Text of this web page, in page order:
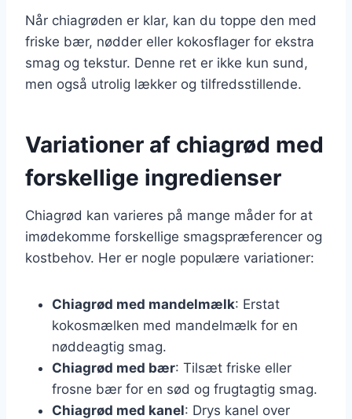
Når chiagrøden er klar, kan du toppe den med
friske bær, nødder eller kokosflager for ekstra
smag og tekstur. Denne ret er ikke kun sund,
men også utrolig lækker og tilfredsstillende.
Variationer af chiagrød med
forskellige ingredienser
Chiagrød kan varieres på mange måder for at
imødekomme forskellige smagspræferencer og
kostbehov. Her er nogle populære variationer:
Chiagrød med mandelmælk: Erstat
kokosmælken med mandelmælk for en
nøddeagtig smag.
Chiagrød med bær: Tilsæt friske eller
frosne bær for en sød og frugtagtig smag.
Chiagrød med kanel: Drys kanel over